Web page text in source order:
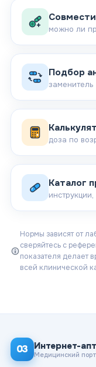
можно ли
Подбор
доза по
Каталог
Нормы зависят от
сверяйтесь с
показателя делает
всей клинической
03 Интернет-
Медицинский